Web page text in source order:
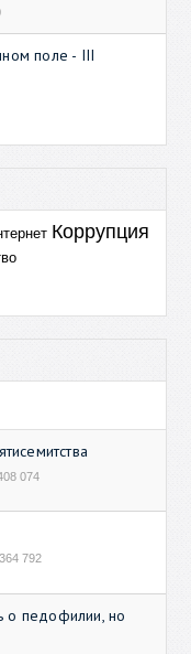
поле - III
Коррупция
074
364 792
о педофилии, но